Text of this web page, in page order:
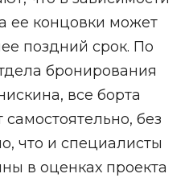
ее концовки может
поздний срок. По
бронирования
все борта
без
что и специалисты
в оценках проекта